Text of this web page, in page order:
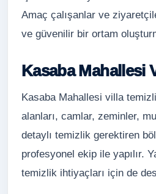
Amaç çalışanlar ve
ve güvenilir bir ortam
Kasaba Mahallesi
Kasaba Mahallesi villa
alanları, camlar, zeminler,
detaylı temizlik gerektiren
profesyonel ekip ile yapılır.
temizlik ihtiyaçları için de